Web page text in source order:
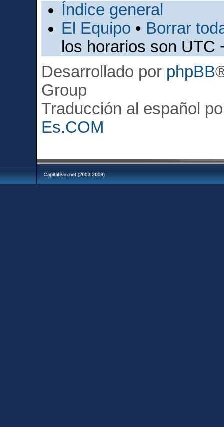
Índice general
El Equipo • Borrar
los horarios son UTC
Desarrollado por phpBB
Group
Traducción al español
Es.COM